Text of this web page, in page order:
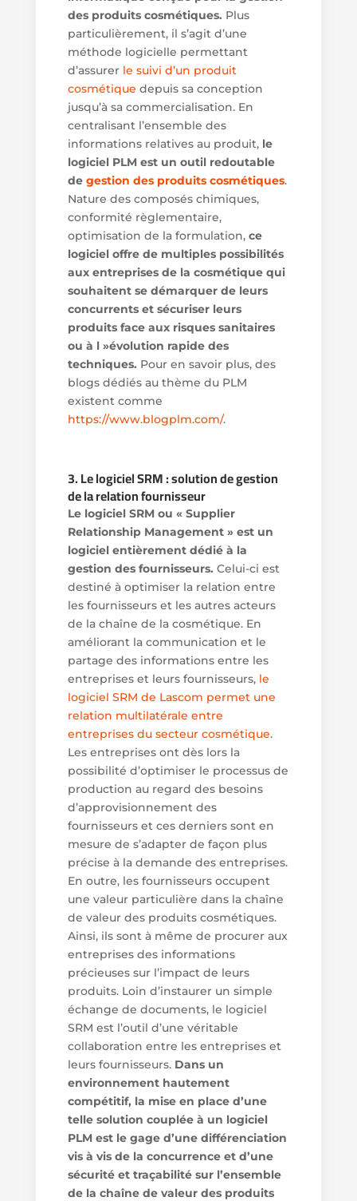
des produits cosmétiques. Plus
particulièrement, il s’agit d’une
méthode logicielle permettant
d’assurer le suivi d’un produit
cosmétique depuis sa conception
jusqu’à sa commercialisation. En
centralisant l’ensemble des
informations relatives au produit, le
logiciel PLM est un outil redoutable
de gestion des produits cosmétiques.
Nature des composés chimiques,
conformité règlementaire,
optimisation de la formulation, ce
logiciel offre de multiples possibilités
aux entreprises de la cosmétique qui
souhaitent se démarquer de leurs
concurrents et sécuriser leurs
produits face aux risques sanitaires
ou à l »évolution rapide des
techniques. Pour en savoir plus, des
blogs dédiés au thème du PLM
existent comme
https://www.blogplm.com/.
3. Le logiciel SRM : solution de gestion
de la relation fournisseur
Le logiciel SRM ou « Supplier
Relationship Management » est un
logiciel entièrement dédié à la
gestion des fournisseurs. Celui-ci est
destiné à optimiser la relation entre
les fournisseurs et les autres acteurs
de la chaîne de la cosmétique. En
améliorant la communication et le
partage des informations entre les
entreprises et leurs fournisseurs, le
logiciel SRM de Lascom permet une
relation multilatérale entre
entreprises du secteur cosmétique.
Les entreprises ont dès lors la
possibilité d’optimiser le processus de
production au regard des besoins
d’approvisionnement des
fournisseurs et ces derniers sont en
mesure de s’adapter de façon plus
précise à la demande des entreprises.
En outre, les fournisseurs occupent
une valeur particulière dans la chaîne
de valeur des produits cosmétiques.
Ainsi, ils sont à même de procurer aux
entreprises des informations
précieuses sur l’impact de leurs
produits. Loin d’instaurer un simple
échange de documents, le logiciel
SRM est l’outil d’une véritable
collaboration entre les entreprises et
leurs fournisseurs. Dans un
environnement hautement
compétitif, la mise en place d’une
telle solution couplée à un logiciel
PLM est le gage d’une différenciation
vis à vis de la concurrence et d’une
sécurité et traçabilité sur l’ensemble
de la chaîne de valeur des produits